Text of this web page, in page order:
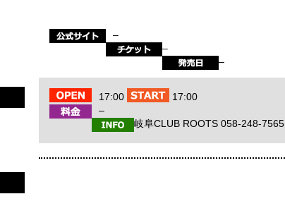
–
–
–
17:00
17:00
–
岐阜CLUB ROOTS 058-248-7565